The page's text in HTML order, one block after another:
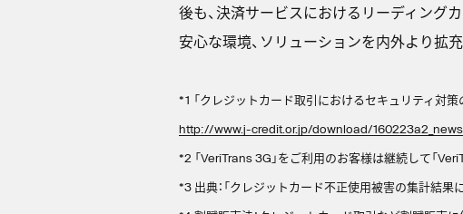
後も、決済サービスにおけるリーディング
安心な環境、ソリューションを内外より拡
*1 「クレジットカード取引におけるセキュリティ対策
http://www.j-credit.or.jp/download/
*2 「VeriTrans 3G」をご利用のお客様は継続して「
*3 出典：「クレジットカード不正使用被害の集計結